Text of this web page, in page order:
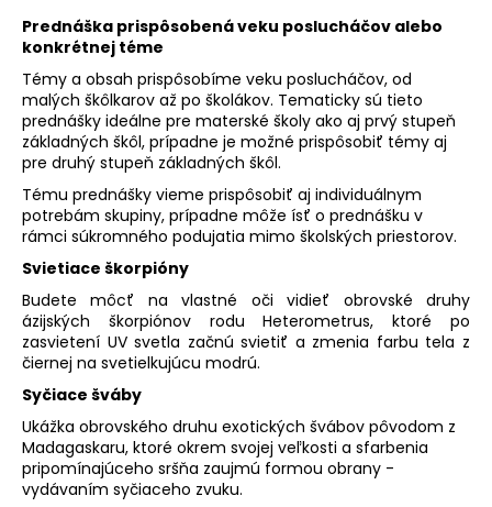
Prednáška prispôsobená veku poslucháčov alebo
konkrétnej téme
Témy a obsah prispôsobíme veku poslucháčov, od
malých škôlkarov až po školákov. Tematicky sú tieto
prednášky ideálne pre materské školy ako aj prvý stupeň
základných škôl, prípadne je možné prispôsobiť témy aj
pre druhý stupeň základných škôl.
Tému prednášky vieme prispôsobiť aj individuálnym
potrebám skupiny, prípadne môže ísť o prednášku v
rámci súkromného podujatia mimo školských priestorov.
Svietiace škorpióny
Budete môcť na vlastné oči vidieť obrovské druhy
ázijských škorpiónov rodu Heterometrus, ktoré po
zasvietení UV svetla začnú svietiť a zmenia farbu tela z
čiernej na svetielkujúcu modrú.
Syčiace šváby
Ukážka obrovského druhu exotických švábov pôvodom z
Madagaskaru, ktoré okrem svojej veľkosti a sfarbenia
pripomínajúceho sršňa zaujmú formou obrany -
vydávaním syčiaceho zvuku.
p
o
r
ú
č
a
m
e